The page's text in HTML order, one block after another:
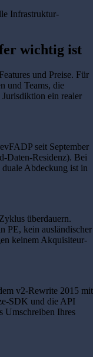
Infrastruktur-
wichtig ist
und Preise. Für
und Teams, die
ein realer
seit September
Daten-Residenz). Bei
Abdeckung ist in
überdauern.
PE, kein ausländischer
keinem Akquisiteur-
v2-Rewrite 2015 mit
SDK und die API
Umschreiben Ihres